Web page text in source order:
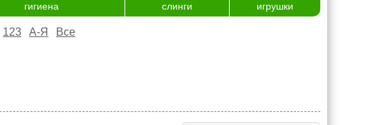
гигиена
слинги
игрушки
123 А-Я Все